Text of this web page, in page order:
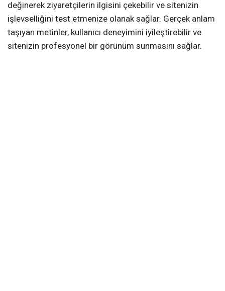
değinerek ziyaretçilerin ilgisini çekebilir ve sitenizin
işlevselliğini test etmenize olanak sağlar. Gerçek anlam
taşıyan metinler, kullanıcı deneyimini iyileştirebilir ve
sitenizin profesyonel bir görünüm sunmasını sağlar.